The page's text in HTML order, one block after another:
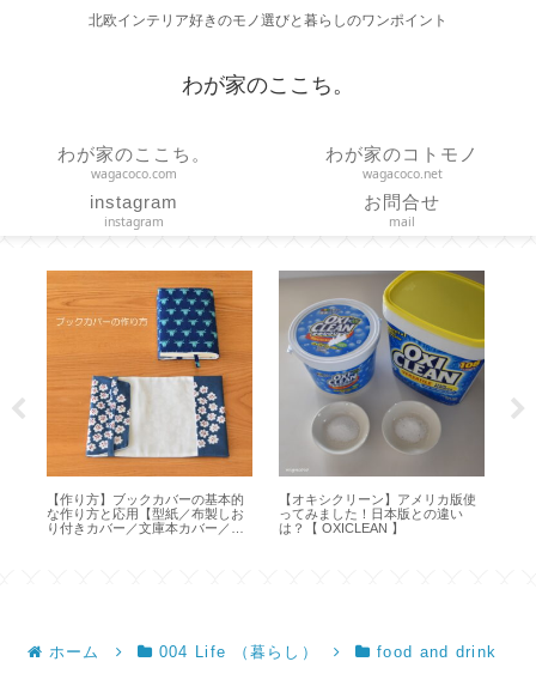
北欧インテリア好きのモノ選びと暮らしのワンポイント
わが家のここち。
わが家のここち。
wagacoco.com
わが家のコトモノ
wagacoco.net
instagram
instagram
お問合せ
mail
【作り方】直線縫いだけで作る つ
っぱり棒に通す簡易カーテン
【marimekko ハンドメイド】
【誕生日】2歳になりました【
Happy 2nd Birthday 】
ホーム 004 Life （暮らし） food and drink